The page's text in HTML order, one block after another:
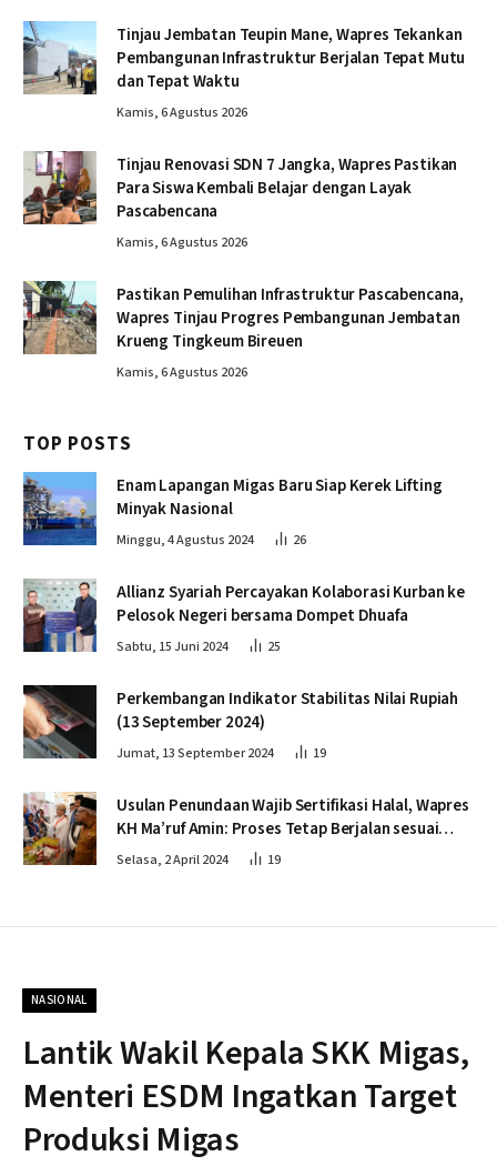
Tinjau Jembatan Teupin Mane, Wapres Tekankan
Pembangunan Infrastruktur Berjalan Tepat Mutu
dan Tepat Waktu
Kamis, 6 Agustus 2026
Tinjau Renovasi SDN 7 Jangka, Wapres Pastikan
Para Siswa Kembali Belajar dengan Layak
Pascabencana
Kamis, 6 Agustus 2026
Pastikan Pemulihan Infrastruktur Pascabencana,
Wapres Tinjau Progres Pembangunan Jembatan
Krueng Tingkeum Bireuen
Kamis, 6 Agustus 2026
TOP POSTS
Enam Lapangan Migas Baru Siap Kerek Lifting
Minyak Nasional
Minggu, 4 Agustus 2024 26
Allianz Syariah Percayakan Kolaborasi Kurban ke
Pelosok Negeri bersama Dompet Dhuafa
Sabtu, 15 Juni 2024 25
Perkembangan Indikator Stabilitas Nilai Rupiah
(13 September 2024)
Jumat, 13 September 2024 19
Usulan Penundaan Wajib Sertifikasi Halal, Wapres
KH Ma’ruf Amin: Proses Tetap Berjalan sesuai
Penahapan
Selasa, 2 April 2024 19
NASIONAL
Lantik Wakil Kepala SKK Migas,
Menteri ESDM Ingatkan Target
Produksi Migas